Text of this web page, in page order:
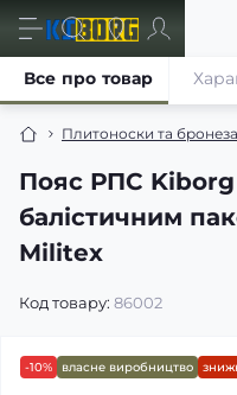
Плитоноски та
Пояс РПС Kiborg
балістичним
Militex
Код товару: 86002
Все про товар
-10% власне виробництво